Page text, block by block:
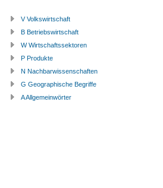
V Volkswirtschaft
B Betriebswirtschaft
W Wirtschaftssektoren
P Produkte
N Nachbarwissenschaften
G Geographische Begriffe
A Allgemeinwörter